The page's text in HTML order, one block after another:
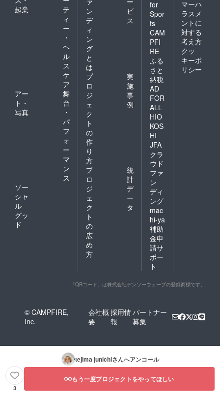
起業
テ
ィ
ー
・
ヘ
ル
ス
ケ
ア
アー
ト・
写真
舞
台
・
パ
フ
ォ
ー
マ
ン
ス
ソー
シャ
ル
グッ
ド
ン
デ
ィ
ン
グ
と
は
ビ
ス
プ
ロ
ジ
ェ
ク
ト
の
作
り
方
実
施
事
例
プ
ロ
ジ
ェ
ク
ト
の
広
め
方
統
計
デ
ー
タ
for
Spor
ts
CAM
PFI
RE
ふる
さと
納税
AD
FOR
ALL
HIO
KOS
HI
JFA
クラ
ウド
ファ
ン
ディ
ング
mac
hi-ya
補助
金申
請サ
ポー
ト
マーハ
ラスメ
ントに
対する
考え方
クッ
キーポ
リシー
「QRコード」は株式会社デンソーウェーブの登録商標です。
© CAMPFIRE,
Inc.
会社概
要
採用情
報
パートナー
募集
tejima junichiさんへアンコール
3
もう一度プロジェクトをやってほしい